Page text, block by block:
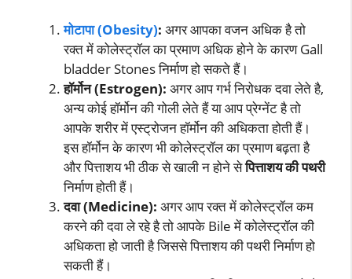
मोटापा (Obesity): अगर आपका वजन अधिक है तो
रक्त में कोलेस्ट्रॉल का प्रमाण अधिक होने के कारण Gall
bladder Stones निर्माण हो सकते हैं।
हॉर्मोन (Estrogen): अगर आप गर्भ निरोधक दवा लेते है,
अन्य कोई हॉर्मोन की गोली लेते हैं या आप प्रेग्नेंट है तो
आपके शरीर में एस्ट्रोजन हॉर्मोन की अधिकता होती हैं।
इस हॉर्मोन के कारण भी कोलेस्ट्रॉल का प्रमाण बढ़ता है
और पित्ताशय भी ठीक से खाली न होने सेपित्ताशय की पथरी
निर्माण होती हैं।
दवा (Medicine): अगर आप रक्त में कोलेस्ट्रॉल कम
करने की दवा ले रहे है तो आपके Bile में कोलेस्ट्रॉल की
अधिकता हो जाती है जिससे पित्ताशय की पथरी निर्माण हो
सकती हैं।